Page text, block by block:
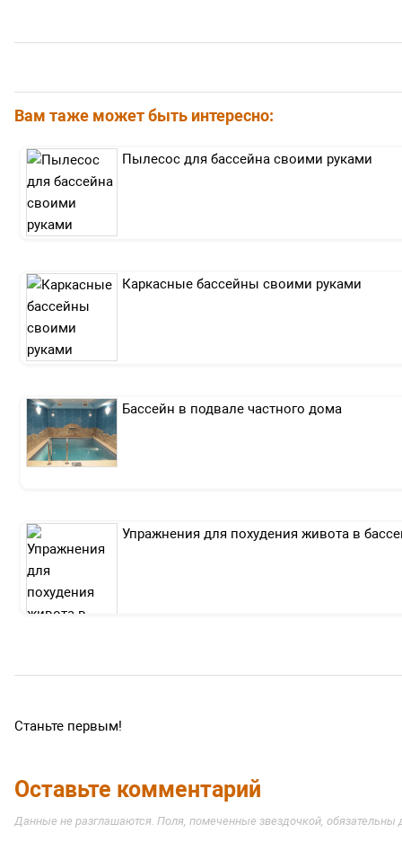
Вам таже может быть интересно:
Пылесос для бассейна своими руками
Каркасные бассейны своими руками
Бассейн в подвале частного дома
Упражнения для похудения живота в
Станьте первым!
Оставьте комментарий
Данные не разглашаются. Поля, помеченные звездочкой, обязательны